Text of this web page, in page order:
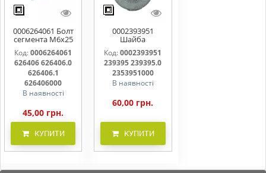
0006264061 Болт
сегмента М6х25
626406 626406.0
626406.1
626406000
Код:0006264061
626406 626406.0
626406.1
626406000
В наявності
45,00 грн.
КУПИТИ
0002393951
Шайба
контактна 239395
239395.0
2353951000
Код: 0002393951
239395 239395.0
2353951000
В наявності
60,00 грн.
КУПИТИ